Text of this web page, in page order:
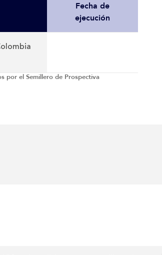
Fecha de
ejecución
por el Semillero de Prospectiva